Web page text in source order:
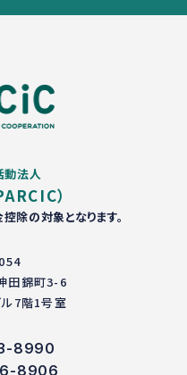
動法人
）
除の対象となります。
田錦町3-6
7階1号室
8990
8906